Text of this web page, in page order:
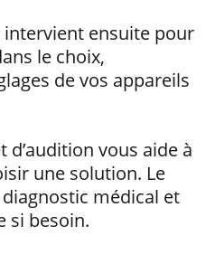
intervient ensuite pour
le choix,
de vos appareils
d’audition vous aide à
une solution. Le
médical et
si besoin.